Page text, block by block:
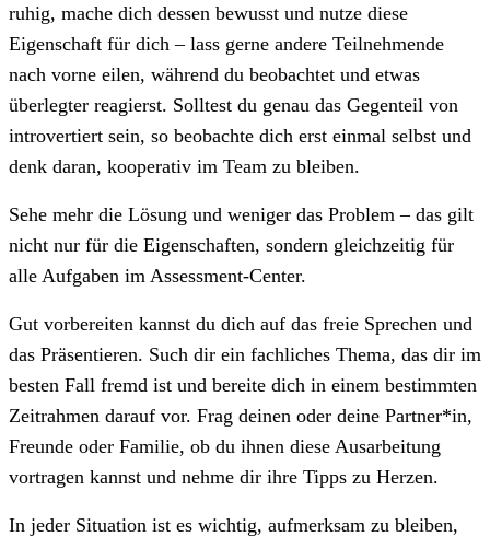
ruhig, mache dich dessen bewusst und nutze diese
Eigenschaft für dich – lass gerne andere Teilnehmende
nach vorne eilen, während du beobachtet und etwas
überlegter reagierst. Solltest du genau das Gegenteil von
introvertiert sein, so beobachte dich erst einmal selbst und
denk daran, kooperativ im Team zu bleiben.
Sehe mehr die Lösung und weniger das Problem – das gilt
nicht nur für die Eigenschaften, sondern gleichzeitig für
alle Aufgaben im Assessment-Center.
Gut vorbereiten kannst du dich auf das freie Sprechen und
das Präsentieren. Such dir ein fachliches Thema, das dir im
besten Fall fremd ist und bereite dich in einem bestimmten
Zeitrahmen darauf vor. Frag deinen oder deine Partner*in,
Freunde oder Familie, ob du ihnen diese Ausarbeitung
vortragen kannst und nehme dir ihre Tipps zu Herzen.
In jeder Situation ist es wichtig, aufmerksam zu bleiben,